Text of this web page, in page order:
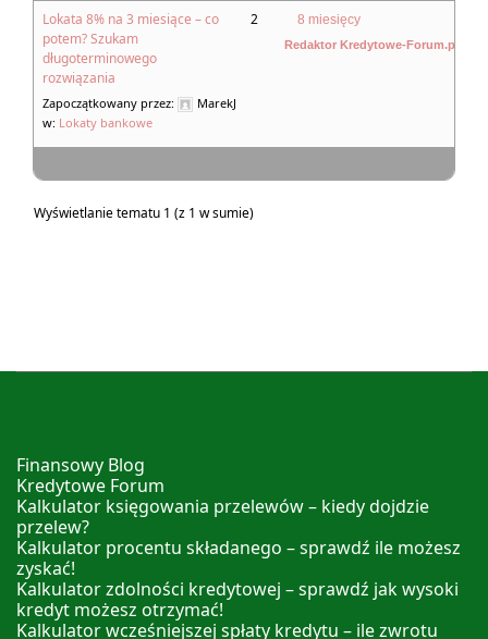
Lokata 8% na 3 miesiące – co
potem? Szukam
długoterminowego
rozwiązania
Zapoczątkowany przez:
MarekJ
w: Lokaty bankowe
2 8 miesięcy
Redaktor Kredytowe-Forum.pl
Wyświetlanie tematu 1 (z 1 w sumie)
Finansowy Blog
Kredytowe Forum
Kalkulator księgowania przelewów – kiedy dojdzie
przelew?
Kalkulator procentu składanego – sprawdź ile możesz
zyskać!
Kalkulator zdolności kredytowej – sprawdź jak wysoki
kredyt możesz otrzymać!
Kalkulator wcześniejszej spłaty kredytu – ile zwrotu